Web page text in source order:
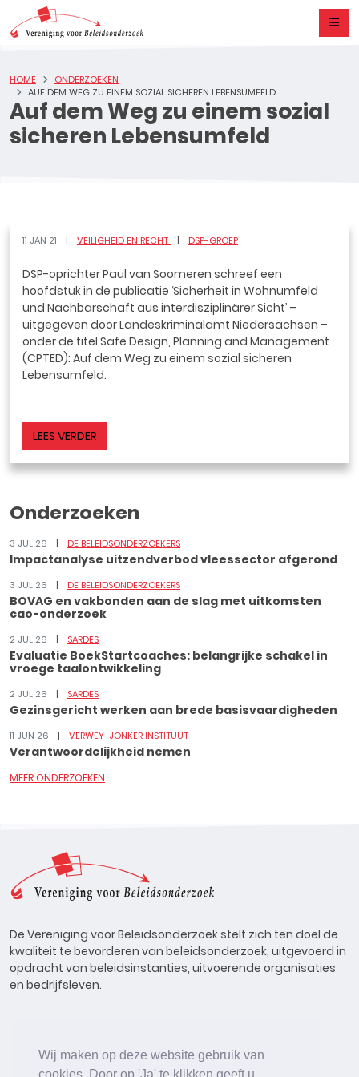
Wij maken op deze website gebruik van
Auf dem Weg zu einem sozial
sicheren Lebensumfeld
HOME
ONDERZOEKEN
AUF DEM WEG ZU EINEM SOZIAL SICHEREN LEBENSUMFELD
11 JAN 21 VEILIGHEID EN RECHT DSP-GROEP
DSP-oprichter Paul van Soomeren schreef een
hoofdstuk in de publicatie ‘Sicherheit in Wohnumfeld
und Nachbarschaft aus interdisziplinärer Sicht’ –
uitgegeven door Landeskriminalamt Niedersachsen –
onder de titel Safe Design, Planning and Management
(CPTED): Auf dem Weg zu einem sozial sicheren
Lebensumfeld.
LEES VERDER
Onderzoeken
3 JUL 26 DE BELEIDSONDERZOEKERS
Impactanalyse uitzendverbod vleessector afgerond
3 JUL 26 DE BELEIDSONDERZOEKERS
BOVAG en vakbonden aan de slag met uitkomsten
cao-onderzoek
2 JUL 26 SARDES
Evaluatie BoekStartcoaches: belangrijke schakel in
vroege taalontwikkeling
2 JUL 26 SARDES
Gezinsgericht werken aan brede basisvaardigheden
11 JUN 26 VERWEY-JONKER INSTITUUT
Verantwoordelijkheid nemen
MEER ONDERZOEKEN
De Vereniging voor Beleidsonderzoek stelt zich ten doel de
kwaliteit te bevorderen van beleidsonderzoek, uitgevoerd in
opdracht van beleidsinstanties, uitvoerende organisaties
en bedrijfsleven.